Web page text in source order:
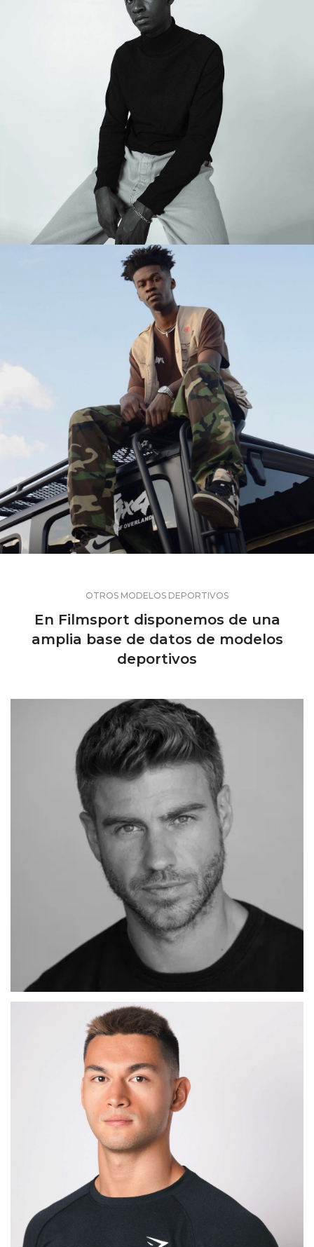
OTROS MODELOS DEPORTIVOS
En Filmsport disponemos de una
amplia base de datos de modelos
deportivos
ADRIAN
MADRID